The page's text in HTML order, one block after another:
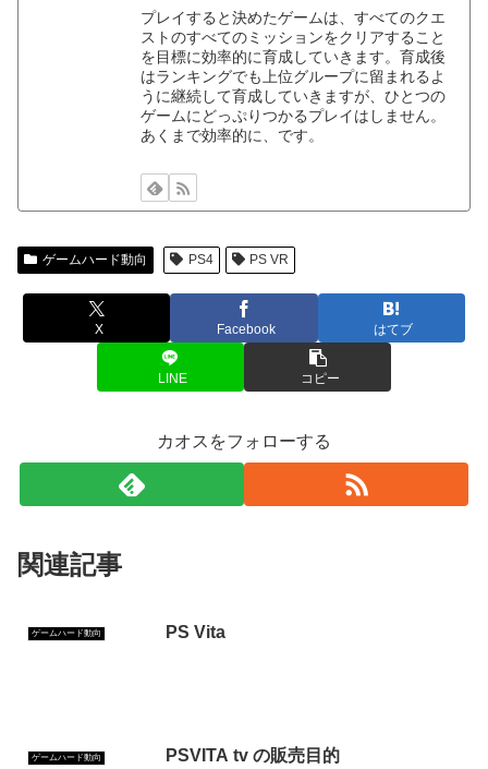
プレイすると決めたゲームは、すべてのクエ
ストのすべてのミッションをクリアすること
を目標に効率的に育成していきます。育成後
はランキングでも上位グループに留まれるよ
うに継続して育成していきますが、ひとつの
ゲームにどっぷりつかるプレイはしません。
あくまで効率的に、です。
ゲームハード動向 PS4 PS VR
X Facebook はてブ
LINE コピー
カオスをフォローする
関連記事
ゲームハード動向 PS Vita
ゲームハード動向 PSVITA tv の販売目的